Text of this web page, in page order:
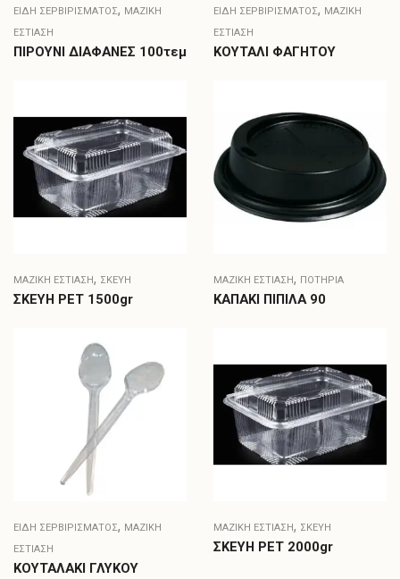
ΕΊΔΗ ΣΕΡΒΙΡΊΣΜΑΤΟΣ, ΜΑΖΙΚΗ
ΕΣΤΙΑΣΗ
ΠΙΡΟΥΝΙ ΔΙΑΦΑΝΕΣ 100τεμ
ΕΊΔΗ ΣΕΡΒΙΡΊΣΜΑΤΟΣ, ΜΑΖΙΚΗ
ΕΣΤΙΑΣΗ
ΚΟΥΤΑΛΙ ΦΑΓΗΤΟΥ
ΜΑΖΙΚΗ ΕΣΤΙΑΣΗ, ΣΚΕΎΗ
ΣΚΕΥΗ PET 1500gr
ΜΑΖΙΚΗ ΕΣΤΙΑΣΗ, ΠΟΤΉΡΙΑ
ΚΑΠΑΚΙ ΠΙΠΙΛΑ 90
ΕΊΔΗ ΣΕΡΒΙΡΊΣΜΑΤΟΣ, ΜΑΖΙΚΗ
ΕΣΤΙΑΣΗ
ΚΟΥΤΑΛΑΚΙ ΓΛΥΚΟΥ
ΜΑΖΙΚΗ ΕΣΤΙΑΣΗ, ΣΚΕΎΗ
ΣΚEΥΗ PET 2000gr